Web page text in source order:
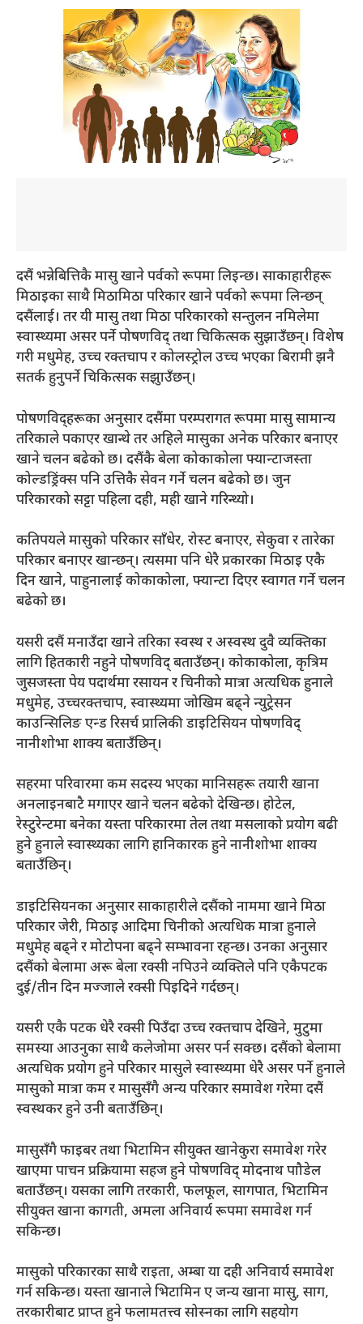
दसैं भन्नेबित्तिकै मासु खाने पर्वको रूपमा लिइन्छ। साकाहारीहरू
मिठाइका साथै मिठामिठा परिकार खाने पर्वको रूपमा लिन्छन्
दसैंलाई। तर यी मासु तथा मिठा परिकारको सन्तुलन नमिलेमा
स्वास्थ्यमा असर पर्ने पोषणविद् तथा चिकित्सक सुझाउँछन्। विशेष
गरी मधुमेह, उच्च रक्तचाप र कोलस्ट्रोल उच्च भएका बिरामी झनै
सतर्क हुनुपर्ने चिकित्सक सझुाउँछन्।
पोषणविद्हरूका अनुसार दसैंमा परम्परागत रूपमा मासु सामान्य
तरिकाले पकाएर खान्थे तर अहिले मासुका अनेक परिकार बनाएर
खाने चलन बढेको छ। दसैंकै बेला कोकाकोला फ्यान्टाजस्ता
कोल्डड्रिंक्स पनि उत्तिकै सेवन गर्ने चलन बढेको छ। जुन
परिकारको सट्टा पहिला दही, मही खाने गरिन्थ्यो।
कतिपयले मासुको परिकार साँधेर, रोस्ट बनाएर, सेकुवा र तारेका
परिकार बनाएर खान्छन्। त्यसमा पनि धेरै प्रकारका मिठाइ एकै
दिन खाने, पाहुनालाई कोकाकोला, फ्यान्टा दिएर स्वागत गर्ने चलन
बढेको छ।
यसरी दसैं मनाउँदा खाने तरिका स्वस्थ र अस्वस्थ दुवै व्यक्तिका
लागि हितकारी नहुने पोेषणविद् बताउँछन्। कोकाकोला, कृत्रिम
जुसजस्ता पेय पदार्थमा रसायन र चिनीको मात्रा अत्यधिक हुनाले
मधुमेह, उच्चरक्तचाप, स्वास्थ्यमा जोखिम बढ्ने न्युट्रेसन
काउन्सिलिङ एन्ड रिसर्च प्रालिकी डाइटिसियन पोषणविद्
नानीशोभा शाक्य बताउँछिन्।
सहरमा परिवारमा कम सदस्य भएका मानिसहरू तयारी खाना
अनलाइनबाटै मगाएर खाने चलन बढेको देखिन्छ। होटेल,
रेस्टुरेन्टमा बनेका यस्ता परिकारमा तेल तथा मसलाको प्रयोग बढी
हुने हुनाले स्वास्थ्यका लागि हानिकारक हुने नानीशोभा शाक्य
बताउँछिन्।
डाइटिसियनका अनुसार साकाहारीले दसैंको नाममा खाने मिठा
परिकार जेरी, मिठाइ आदिमा चिनीको अत्यधिक मात्रा हुनाले
मधुमेह बढ्ने र मोटोपना बढ्ने सम्भावना रहन्छ। उनका अनुसार
दसैंको बेलामा अरू बेला रक्सी नपिउने व्यक्तिले पनि एकैपटक
दुई/तीन दिन मज्जाले रक्सी पिइदिने गर्दछन्।
यसरी एकै पटक धेरै रक्सी पिउँदा उच्च रक्तचाप देखिने, मुटुमा
समस्या आउनुका साथै कलेजोमा असर पर्न सक्छ। दसैंको बेलामा
अत्यधिक प्रयोग हुने परिकार मासुले स्वास्थ्यमा धेरै असर पर्ने हुनाले
मासुको मात्रा कम र मासुसँगै अन्य परिकार समावेश गरेमा दसैं
स्वस्थकर हुने उनी बताउँछिन्।
मासुसँगै फाइबर तथा भिटामिन सीयुक्त खानेकुरा समावेश गरेर
खाएमा पाचन प्रक्रियामा सहज हुने पोषणविद् मोदनाथ पाौडेल
बताउँछन्। यसका लागि तरकारी, फलफूल, सागपात, भिटामिन
सीयुक्त खाना कागती, अमला अनिवार्य रूपमा समावेश गर्न
सकिन्छ।
मासुको परिकारका साथै राइता, अम्बा या दही अनिवार्य समावेश
गर्न सकिन्छ। यस्ता खानाले भिटामिन ए जन्य खाना मासु, साग,
तरकारीबाट प्राप्त हुने फलामतत्त्व सोस्नका लागि सहयोग